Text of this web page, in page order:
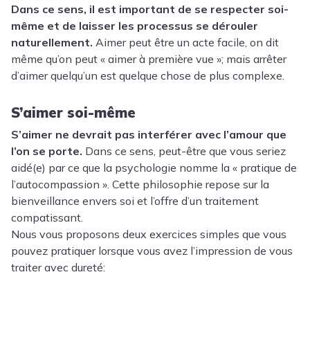
Dans ce sens, il est important de se respecter soi-
même et de laisser les processus se dérouler
naturellement. Aimer peut être un acte facile, on dit
même qu’on peut « aimer à première vue »; mais arrêter
d’aimer quelqu’un est quelque chose de plus complexe.
S’aimer soi-même
S’aimer ne devrait pas interférer avec l’amour que
l’on se porte. Dans ce sens, peut-être que vous seriez
aidé(e) par ce que la psychologie nomme la « pratique de
l’autocompassion ». Cette philosophie repose sur la
bienveillance envers soi et l’offre d’un traitement
compatissant.
Nous vous proposons deux exercices simples que vous
pouvez pratiquer lorsque vous avez l’impression de vous
traiter avec dureté: